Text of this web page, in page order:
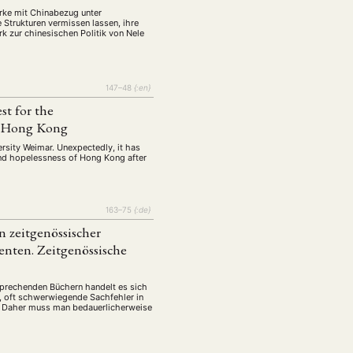
mit Chinabezug unter
vermissen lassen, ihre
zur chinesischen Politik von Nele
147–48 {:en}
for the
Kong
Weimar. Unexpectedly, it has
hopelessness of Hong Kong after
163–75 {:de}
zeitgenössischer
Zeitgenössische
Büchern handelt es sich
oft schwerwiegende Sachfehler in
muss man be­dau­er­li­cherweise